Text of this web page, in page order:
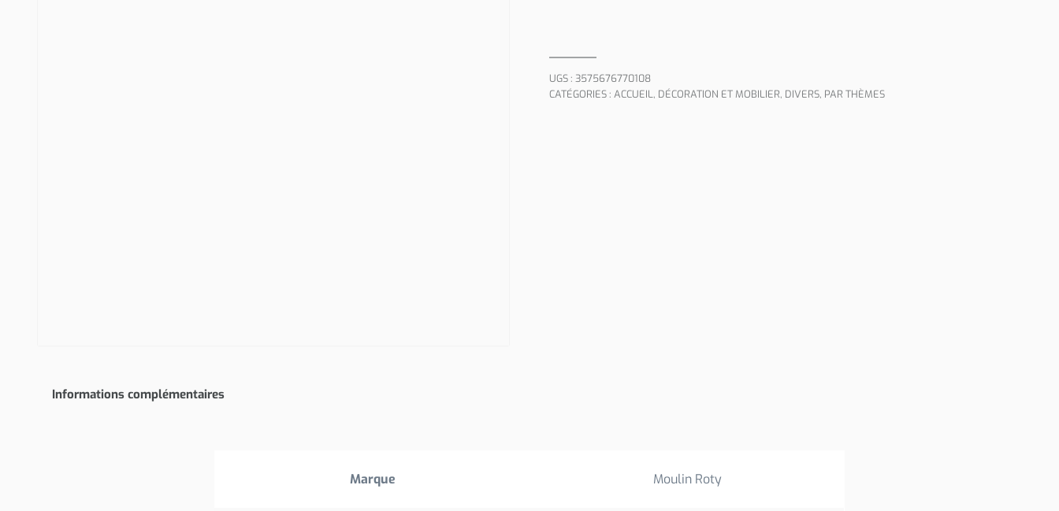
UGS : 3575676770108
CATÉGORIES : ACCUEIL, DÉCORATION ET MOBILIER, DIVERS, PAR THÈMES
Informations complémentaires
Marque Moulin Roty